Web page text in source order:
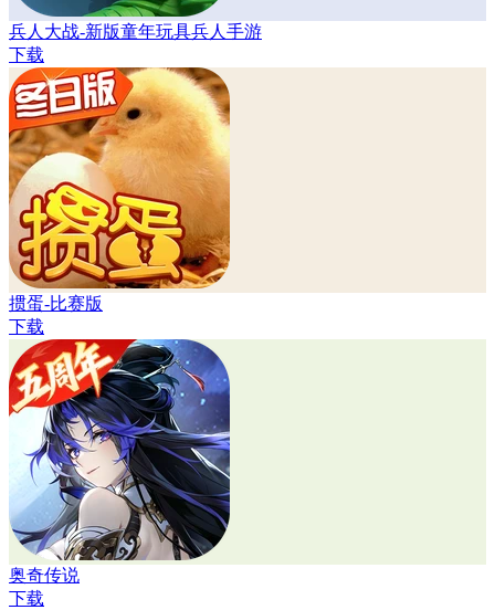
兵人大战-新版童年玩具兵人手游
下载
掼蛋-比赛版
下载
奥奇传说
下载